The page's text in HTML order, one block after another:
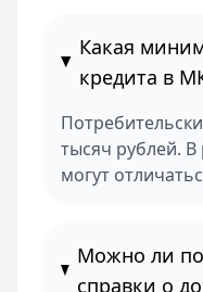
Какая
кредита в
тысяч рублей.
могут
Можно ли
справки о